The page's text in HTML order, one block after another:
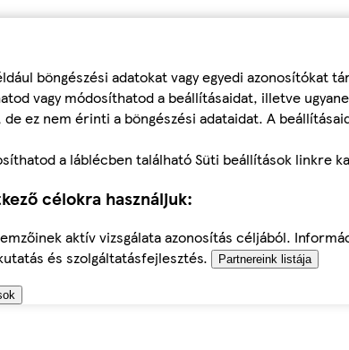
böngészési adatokat vagy egyedi azonosítókat
vagy módosíthatod a beállításaidat, illetve
ez nem érinti a böngészési adataidat. A
a láblécben található Süti beállítások linkre
célokra használjuk:
aktív vizsgálata azonosítás céljából.
és szolgáltatásfejlesztés.
Partnereink listája